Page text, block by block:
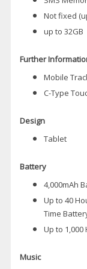
Not fixed
up to 32GB
Further
Mobile
C-Type
Design
Tablet
Battery
4,000mAh
Up to 40
Time
Up to
Music